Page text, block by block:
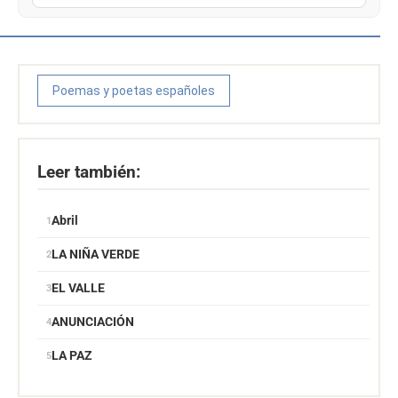
Poemas y poetas españoles
Leer también:
Abril
LA NIÑA VERDE
EL VALLE
ANUNCIACIÓN
LA PAZ